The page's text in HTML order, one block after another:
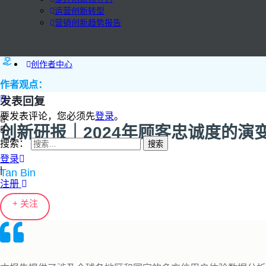
运营创新转型
营销创新趋势报告
创作者中心
搜索：
登录
|
注册
作者观点：
发表回复
要发表评论，您必须先登录。
创新研报｜2024年顾客忠诚度的演
Tan Bin
+ 关注